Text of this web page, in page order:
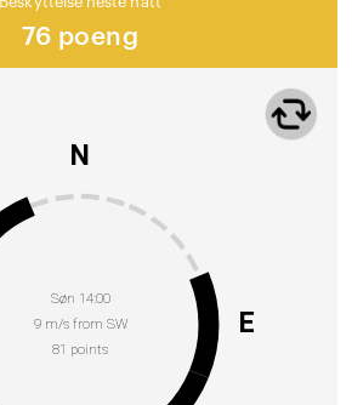
76 poeng
Søn 14:00
9 m/s from SW
81 points
N
E